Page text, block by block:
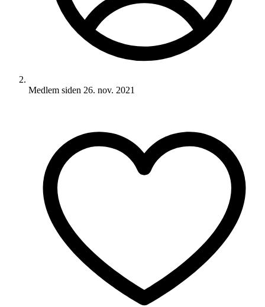
Medlem siden 26. nov. 2021